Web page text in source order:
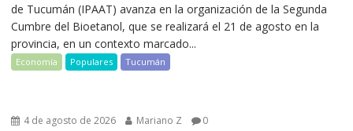
de Tucumán (IPAAT) avanza en la organización de la Segunda
Cumbre del Bioetanol, que se realizará el 21 de agosto en la
provincia, en un contexto marcado...
Economía Populares Tucumán
4 de agosto de 2026 Mariano Z 0